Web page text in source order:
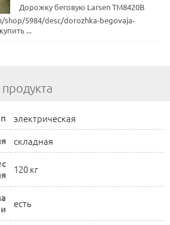
Дорожку беговую Larsen TM8420B
shop/5984/desc/dorozhka-begovaja-
...
электрическая
складная
120 кг
есть